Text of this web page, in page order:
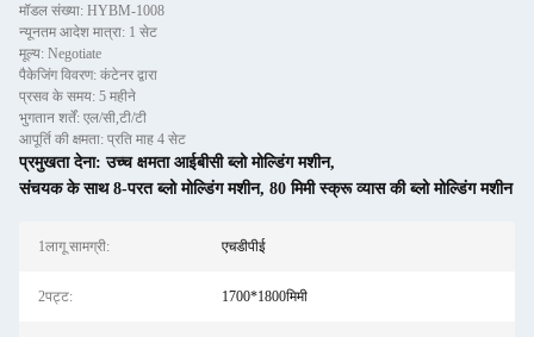
मॉडल संख्या: HYBM-1008
न्यूनतम आदेश मात्रा: 1 सेट
मूल्य: Negotiate
पैकेजिंग विवरण: कंटेनर द्वारा
प्रसव के समय: 5 महीने
भुगतान शर्तें: एल/सी,टी/टी
आपूर्ति की क्षमता: प्रति माह 4 सेट
प्रमुखता देना:उच्च क्षमता आईबीसी ब्लो मोल्डिंग मशीन,
संचयक के साथ 8-परत ब्लो मोल्डिंग मशीन, 80 मिमी स्क्रू व्यास की ब्लो मोल्डिंग मशीन
1लागू सामग्री: एचडीपीई
2पट्ट: 1700*1800मिमी